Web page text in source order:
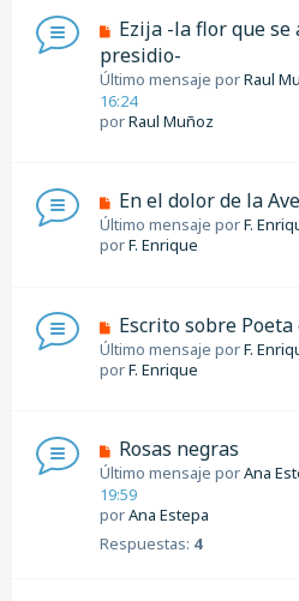
Ezija -la flor que
presidio-
Último mensaje porRaul
16:24
porRaul Muñoz
En el dolor de la
Último mensaje porF.
porF. Enrique
Escrito sobre
Último mensaje porF.
porF. Enrique
Rosas negras
Último mensaje porAna
19:59
porAna Estepa
Respuestas: 4